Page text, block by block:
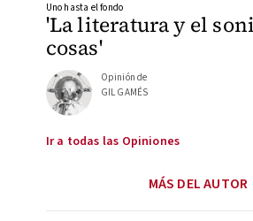
'La literatura y el
cosas'
Uno hasta el fondo
Opinión de
GIL GAMÉS
Ir a todas las Opiniones
MÁS DEL AUTOR